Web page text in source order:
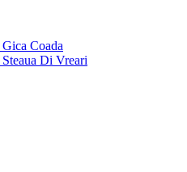
Coada
Di Vreari